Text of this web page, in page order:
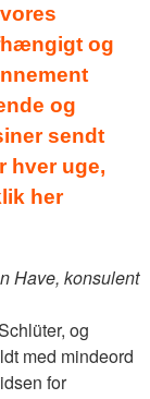
og
og
sendt
hver uge,
her
Have, konsulent
og
med mindeord
for